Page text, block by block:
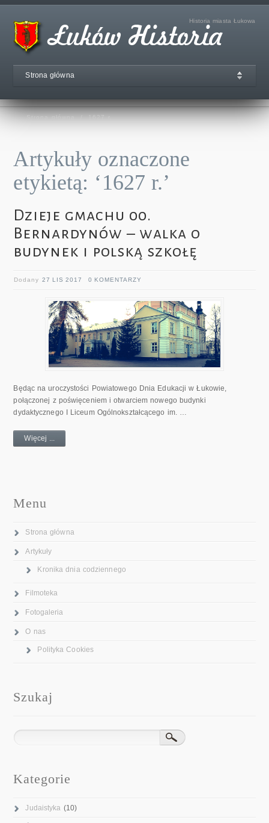
Historia miasta Łukowa
Strona główna
Strona główna 1627 r.
Artykuły oznaczone
etykietą: ‘1627 r.’
Dzieje gmachu 00.
Bernardynów – walka o
budynek i polską szkołę
Dodany27 LIS 2017 0 KOMENTARZY
Będąc na uroczystości Powiatowego Dnia Edukacji w Łukowie,
połączonej z poświęceniem i otwarciem nowego budynki
dydaktycznego I Liceum Ogólnokształcącego im. …
Więcej ...
Menu
Strona główna
Artykuły
Kronika dnia codziennego
Filmoteka
Fotogaleria
O nas
Polityka Cookies
Szukaj
Kategorie
Judaistyka (10)